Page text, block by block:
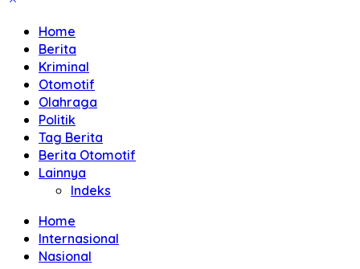
Home
Berita
Kriminal
Otomotif
Olahraga
Politik
Tag Berita
Berita Otomotif
Lainnya
Indeks
Home
Internasional
Nasional